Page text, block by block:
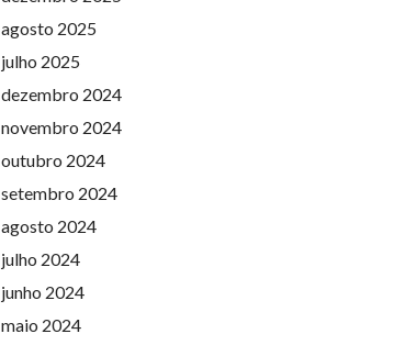
agosto 2025
julho 2025
dezembro 2024
novembro 2024
outubro 2024
setembro 2024
agosto 2024
julho 2024
junho 2024
maio 2024